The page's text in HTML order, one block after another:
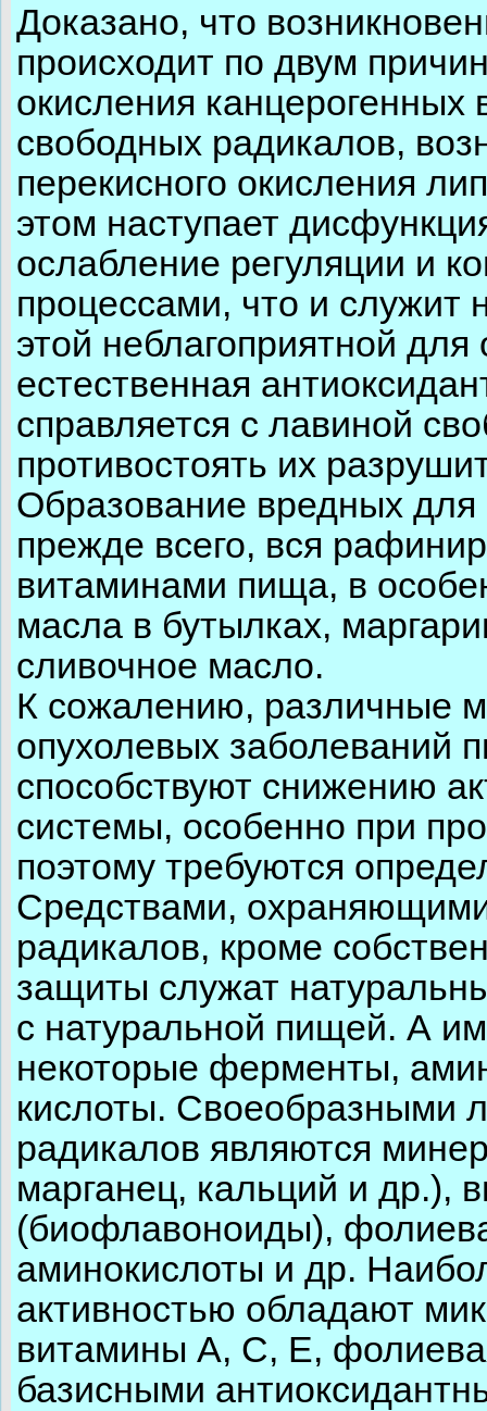
Доказано, что
происходит по двум
окисления
свободных радикалов,
перекисного окисления
этом наступает
ослабление регуляции и
процессами, что и служит
этой неблагоприятной для
естественная
справляется с лавиной
противостоять их
Образование вредных для
прежде всего, вся
витаминами пища, в
масла в бутылках,
сливочное масло.
К сожалению, различные
опухолевых заболеваний
способствуют снижению
системы, особенно при
поэтому требуются
Средствами,
радикалов, кроме
защиты служат
с натуральной пищей. А
некоторые ферменты,
кислоты. Своеобразными
радикалов являются
марганец, кальций и
(биофлавоноиды),
аминокислоты и др.
активностью обладают
витамины А, С, Е,
базисными